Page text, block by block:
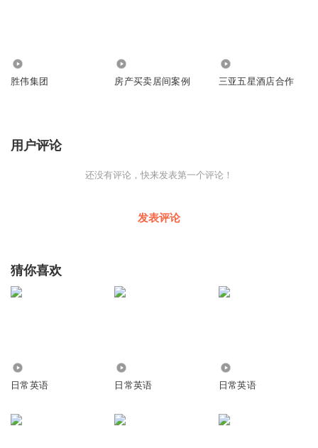
胜伟集团 房产买卖居间案例 三亚五星酒店合作
用户评论
还没有评论，快来发表第一个评论！
发表评论
猜你喜欢
日常英语 日常英语 日常英语